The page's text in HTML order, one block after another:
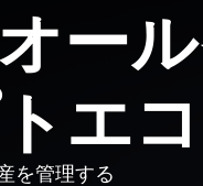
ー
エ
を管理する